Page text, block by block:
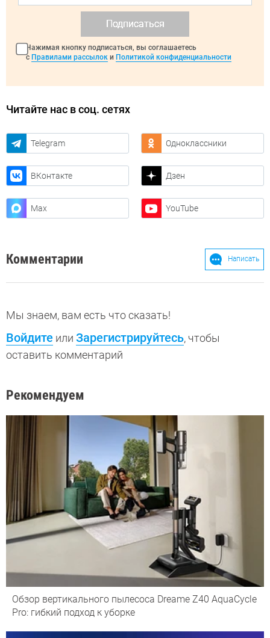
Подписаться
Нажимая кнопку подписаться, вы соглашаетесь
с Правилами рассылок и Политикой конфиденциальности
Читайте нас в соц. сетях
Telegram Одноклассники
ВКонтакте Дзен
Max YouTube
Комментарии Написать
Мы знаем, вам есть что сказать!
Войдите или Зарегистрируйтесь, чтобы
оставить комментарий
Рекомендуем
Обзор вертикального пылесоса Dreame Z40 AquaCycle
Pro: гибкий подход к уборке